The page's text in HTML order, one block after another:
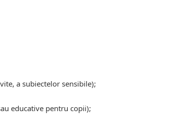
a subiectelor sensibile);
educative pentru copii);